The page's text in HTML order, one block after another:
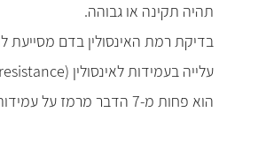
תהיה תקינה או גבוהה.
בדיקת רמת האינסולין בדם מסייעת
הוא פחות מ-7 הדבר מרמז על עמידות לאינסולין.